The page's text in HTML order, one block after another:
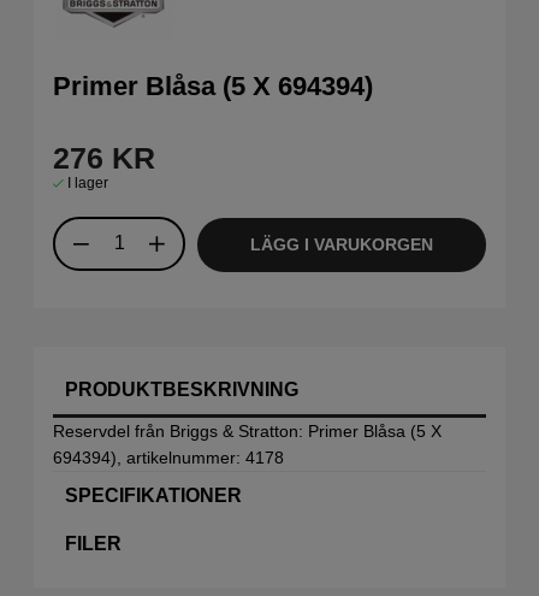
Primer Blåsa (5 X 694394)
276 KR
I lager
LÄGG I VARUKORGEN
PRODUKTBESKRIVNING
Reservdel från Briggs & Stratton: Primer Blåsa (5 X
694394), artikelnummer: 4178
SPECIFIKATIONER
FILER